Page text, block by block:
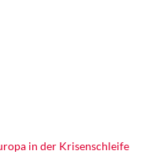
in der Krisenschleife